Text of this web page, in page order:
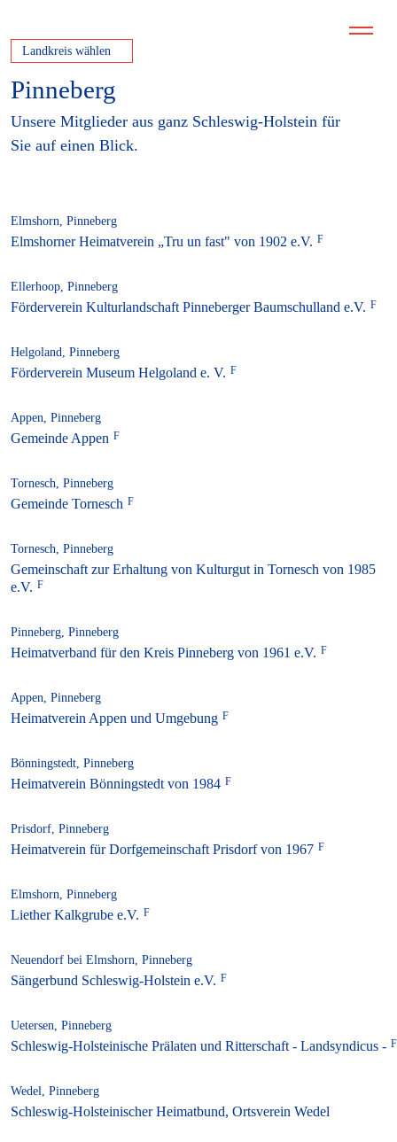
Landkreis wählen
Pinneberg
Unsere Mitglieder aus ganz Schleswig-Holstein für
Sie auf einen Blick.
Elmshorn, Pinneberg
Elmshorner Heimatverein „Tru un fast" von 1902 e.V.
Ellerhoop, Pinneberg
Förderverein Kulturlandschaft Pinneberger Baumschulland e.V.
Helgoland, Pinneberg
Förderverein Museum Helgoland e. V.
Appen, Pinneberg
Gemeinde Appen
Tornesch, Pinneberg
Gemeinde Tornesch
Tornesch, Pinneberg
Gemeinschaft zur Erhaltung von Kulturgut in Tornesch von 1985
e.V.
Pinneberg, Pinneberg
Heimatverband für den Kreis Pinneberg von 1961 e.V.
Appen, Pinneberg
Heimatverein Appen und Umgebung
Bönningstedt, Pinneberg
Heimatverein Bönningstedt von 1984
Prisdorf, Pinneberg
Heimatverein für Dorfgemeinschaft Prisdorf von 1967
Elmshorn, Pinneberg
Liether Kalkgrube e.V.
Neuendorf bei Elmshorn, Pinneberg
Sängerbund Schleswig-Holstein e.V.
Uetersen, Pinneberg
Schleswig-Holsteinische Prälaten und Ritterschaft - Landsyndicus -
Wedel, Pinneberg
Schleswig-Holsteinischer Heimatbund, Ortsverein Wedel